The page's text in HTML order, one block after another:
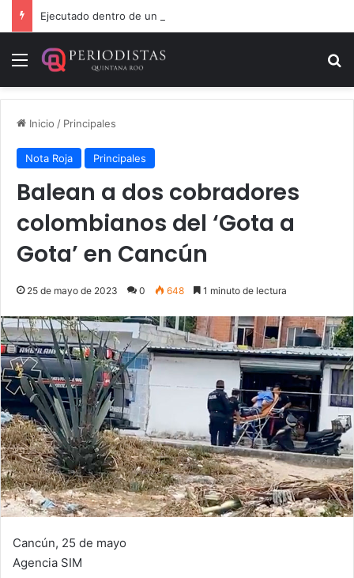
Ejecutado dentro de un local comercial en Cancún
Menú
Inicio / Principales
Nota Roja Principales
Balean a dos cobradores
colombianos del ‘Gota a
Gota’ en Cancún
25 de mayo de 2023 0 648 1 minuto de lectura
Cancún, 25 de mayo
Agencia SIM